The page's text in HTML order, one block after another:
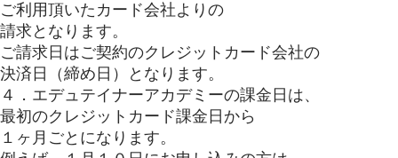
ご利用頂いたカード会社よりの
請求となります。
ご請求日はご契約のクレジットカード会社の
決済日（締め日）となります。
４．エデュテイナーアカデミーの課金日は、
最初のクレジットカード課金日から
１ヶ月ごとになります。